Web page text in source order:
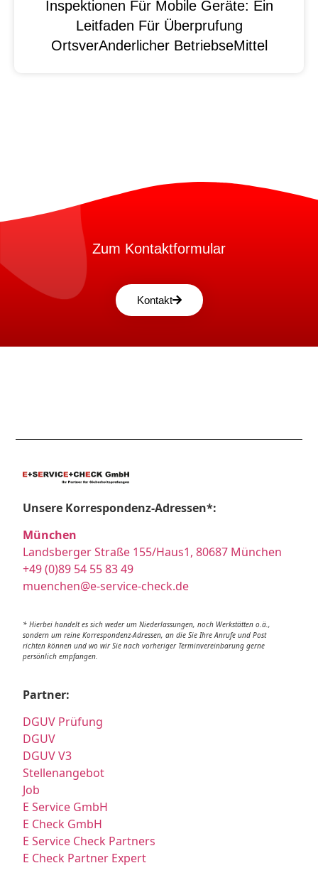
Inspektionen Für Mobile Geräte: Ein
Leitfaden Für Überprufung
OrtsverAnderlicher BetriebseMittel
Zum Kontaktformular
Kontakt
Unsere Korrespondenz-Adressen*:
München
Landsberger Straße 155/Haus1, 80687 München
+49 (0)89 54 55 83 49
muenchen@e-service-check.de
* Hierbei handelt es sich weder um Niederlassungen, noch Werkstätten o.ä.,
sondern um reine Korrespondenz-Adressen, an die Sie Ihre Anrufe und Post
richten können und wo wir Sie nach vorheriger Terminvereinbarung gerne
persönlich empfangen.
Partner:
DGUV Prüfung
DGUV
DGUV V3
Stellenangebot
Job
E Service GmbH
E Check GmbH
E Service Check Partners
E Check Partner Expert